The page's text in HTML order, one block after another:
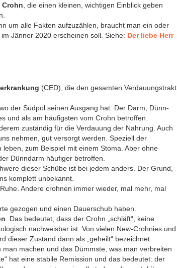
Crohn , die einen kleinen, wichtigen Einblick geben
um alle Fakten aufzuzählen, braucht man ein oder
Jänner 2020 erscheinen soll. Siehe: Der liebe Herr
(CED), die den gesamten Verdauungstrakt
der Südpol seinen Ausgang hat. Der Darm, Dünn-
und als am häufigsten vom Crohn betroffen.
zuständig für die Verdauung der Nahrung. Auch
nehmen, gut versorgt werden. Speziell der
zum Beispiel mit einem Stoma. Aber ohne
Dünndarm häufiger betroffen.
dieser Schübe ist bei jedem anders. Der Grund,
komplett unbekannt.
Andere crohnen immer wieder, mal mehr, mal
gezogen und einen Dauerschub haben.
. Das bedeutet, dass der Crohn „schläft“, keine
nachweisbar ist. Von vielen New-Crohnies und
dieser Zustand dann als „geheilt“ bezeichnet.
man machen und das Dümmste, was man verbreiten
hat eine stabile Remission und das bedeutet: der